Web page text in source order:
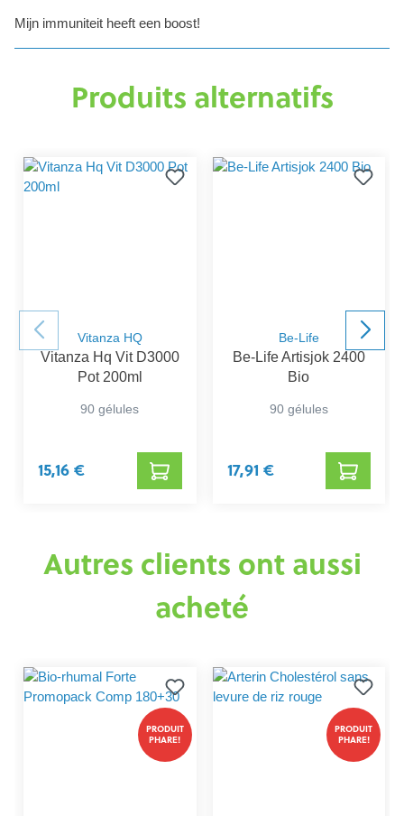
Mijn immuniteit heeft een boost!
Produits alternatifs
Vitanza HQ
Vitanza Hq Vit D3000
Pot 200ml
90 gélules
15,16 €
Be-Life
Be-Life Artisjok 2400
Bio
90 gélules
17,91 €
Autres clients ont aussi
acheté
PRODUIT
PHARE!
PRODUIT
PHARE!